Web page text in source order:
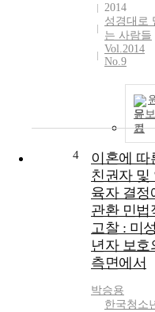
2014
성경대로
는 사람들
Vol.2014
No.9
문보
기
4
이혼에 따
친권자 및
육자 결정
관환 민법
고찰 : 미
년자 보호
측면에서
박승용
한국청소